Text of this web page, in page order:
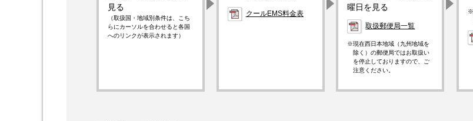
見る
（取扱国・地域別条件は、こち
らにカーソルを合わせると各国
へのリンクが表示されます）
クールEMS料金表
曜日を見る
取扱郵便局一覧
現在西日本地域（九州地域を
除く）の郵便局ではお取扱い
を停止しておりますので、ご
注意ください。